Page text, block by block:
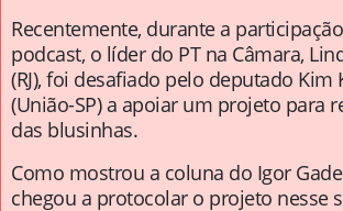
Recentemente, durante a
podcast, o líder do PT na Câmara,
(RJ), foi desafiado pelo deputado Kim
(União-SP) a apoiar um projeto para
das blusinhas.
Como mostrou a coluna do Igor
chegou a protocolar o projeto nesse